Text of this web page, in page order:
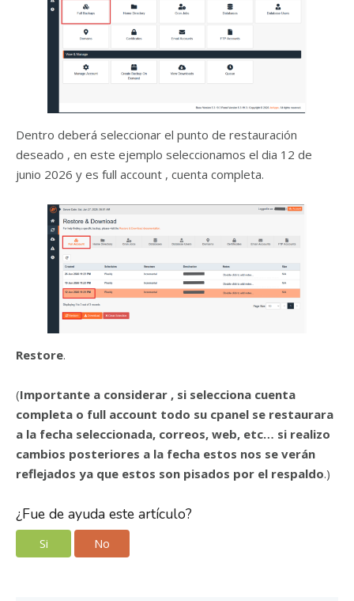
Dentro deberá seleccionar el punto de restauración
deseado , en este ejemplo seleccionamos el dia 12 de
junio 2026 y es full account , cuenta completa.
Restore.
(Importante a considerar , si selecciona cuenta
completa o full account todo su cpanel se restaurara
a la fecha seleccionada, correos, web, etc… si realizo
cambios posteriores a la fecha estos nos se verán
reflejados ya que estos son pisados por el respaldo.)
¿Fue de ayuda este artículo?
Si No